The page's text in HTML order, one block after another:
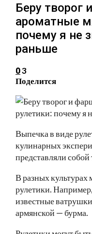
Беру
ароматные
почему я не
раньше
03
Поделится
Выпечка в виде
кулинарных
представляли собой
В разных культурах
рулетики.
известные
армянской — бурма.